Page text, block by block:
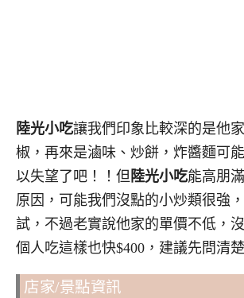
陸光小吃讓我們印象比較深的是他
椒，再來是滷味、炒餅，炸醬麵可
以失望了吧！！但 陸光小吃能高朋
原因，可能我們沒點的小炒類很強
試，不過老實說他家的單價不低，
個人吃這樣也快$400，建議先問清
店家/景點資訊